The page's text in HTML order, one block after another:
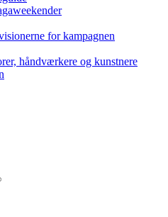
for kampagnen
håndværkere og kunstnere